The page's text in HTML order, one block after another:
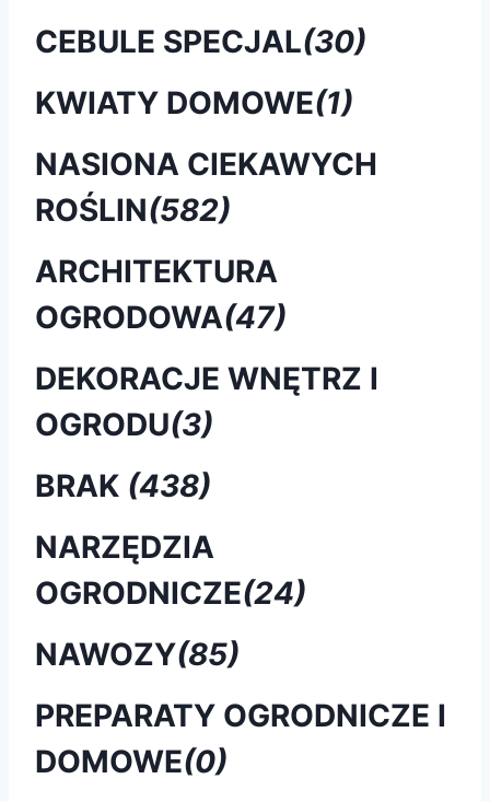
CEBULE SPECJAL(30)
KWIATY DOMOWE(1)
NASIONA CIEKAWYCH
ROŚLIN(582)
ARCHITEKTURA
OGRODOWA(47)
DEKORACJE WNĘTRZ I
OGRODU(3)
BRAK (438)
NARZĘDZIA
OGRODNICZE(24)
NAWOZY(85)
PREPARATY OGRODNICZE I
DOMOWE(0)